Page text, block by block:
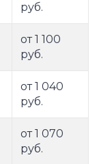
руб.
от 1 100
руб.
от 1 040
руб.
от 1 070
руб.